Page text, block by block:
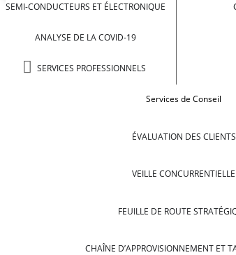
SEMI-CONDUCTEURS ET ÉLECTRONIQUE
ANALYSE DE LA COVID-19
SERVICES PROFESSIONNELS
Services de Conseil
ÉVALUATION DES CLIENTS
VEILLE CONCURRENTIELLE
FEUILLE DE ROUTE
CHAÎNE D’APPROVISIONNEMENT ET